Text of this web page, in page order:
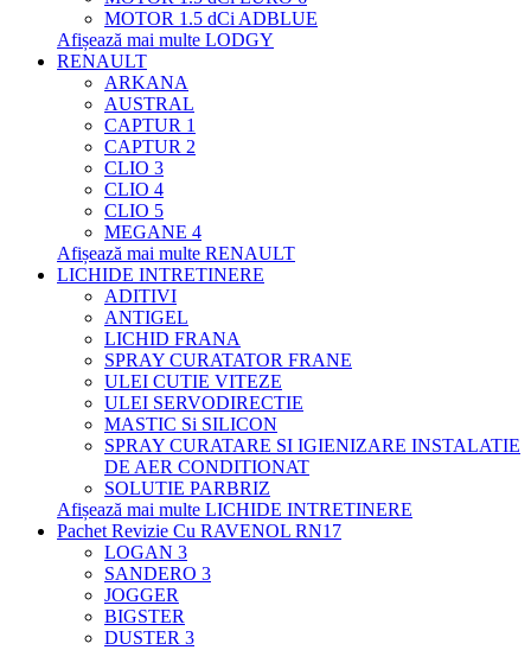
MOTOR 1.5 dCi ADBLUE
Afișează mai multe LODGY
RENAULT
ARKANA
AUSTRAL
CAPTUR 1
CAPTUR 2
CLIO 3
CLIO 4
CLIO 5
MEGANE 4
Afișează mai multe RENAULT
LICHIDE INTRETINERE
ADITIVI
ANTIGEL
LICHID FRANA
SPRAY CURATATOR FRANE
ULEI CUTIE VITEZE
ULEI SERVODIRECTIE
MASTIC Si SILICON
SPRAY CURATARE SI IGIENIZARE INSTALATIE
DE AER CONDITIONAT
SOLUTIE PARBRIZ
Afișează mai multe LICHIDE INTRETINERE
Pachet Revizie Cu RAVENOL RN17
LOGAN 3
SANDERO 3
JOGGER
BIGSTER
DUSTER 3